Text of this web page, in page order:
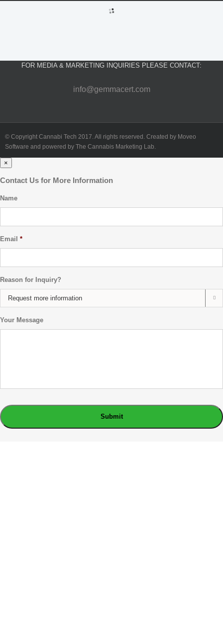
FOR MEDIA & MARKETING INQUIRIES PLEASE CONTACT:
info@gemmacert.com
© Copyright Cannabi Tech 2017. All rights reserved. Created by Moveo
Software and powered by The Cannabis Marketing Lab.
×
Contact Us for More Information
Name
Email *
Reason for Inquiry?

Your Message